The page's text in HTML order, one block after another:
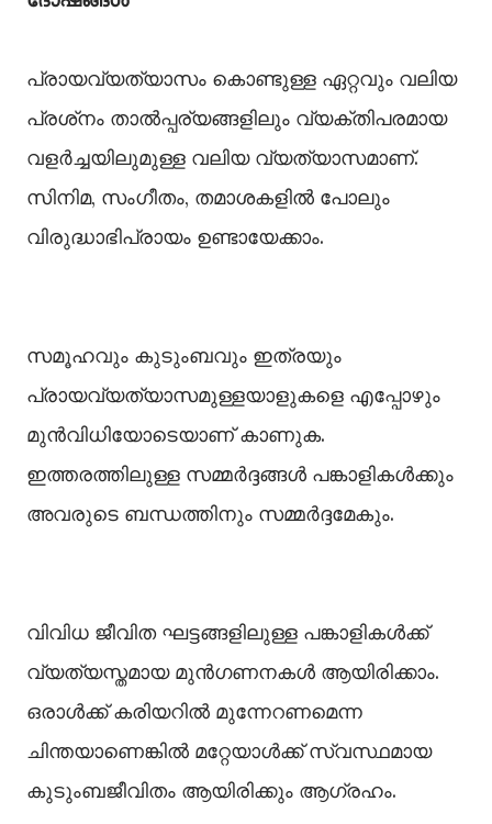
പ്രായവ്യത്യാസം കൊണ്ടുള്ള ഏറ്റവും വലിയ
പ്രശ്‌നം താല്‍പ്പര്യങ്ങളിലും വ്യക്തിപരമായ
വളര്‍ച്ചയിലുമുള്ള വലിയ വ്യത്യാസമാണ്.
സിനിമ, സംഗീതം, തമാശകളില്‍ പോലും
വിരുദ്ധാഭിപ്രായം ഉണ്ടായേക്കാം.
സമൂഹവും കുടുംബവും ഇത്രയും
പ്രായവ്യത്യാസമുള്ളയാളുകളെ എപ്പോഴും
മുന്‍വിധിയോടെയാണ് കാണുക.
ഇത്തരത്തിലുള്ള സമ്മര്‍ദ്ദങ്ങള്‍ പങ്കാളികള്‍ക്കും
അവരുടെ ബന്ധത്തിനും സമ്മര്‍ദ്ദമേകും.
വിവിധ ജീവിത ഘട്ടങ്ങളിലുള്ള പങ്കാളികള്‍ക്ക്
വ്യത്യസ്തമായ മുന്‍ഗണനകള്‍ ആയിരിക്കാം.
ഒരാള്‍ക്ക് കരിയറില്‍ മുന്നേറണമെന്ന
ചിന്തയാണെങ്കില്‍ മറ്റേയാള്‍ക്ക് സ്വസ്ഥമായ
കുടുംബജീവിതം ആയിരിക്കും ആഗ്രഹം.